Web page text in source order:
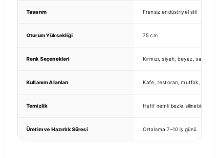
Tasarım Fransız endüstriyel stil
Oturum Yüksekliği 75 cm
Renk Seçenekleri Kırmızı, siyah, beyaz, sarı,
Kullanım Alanları Kafe, restoran, mutfak, bistro,
Temizlik Hafif nemli bezle silinebilir
Üretim ve Hazırlık Süresi Ortalama 7–10 iş günü